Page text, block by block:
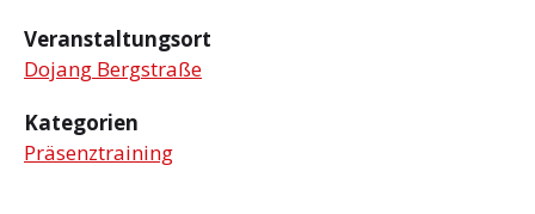
Veranstaltungsort
Dojang Bergstraße
Kategorien
Präsenztraining